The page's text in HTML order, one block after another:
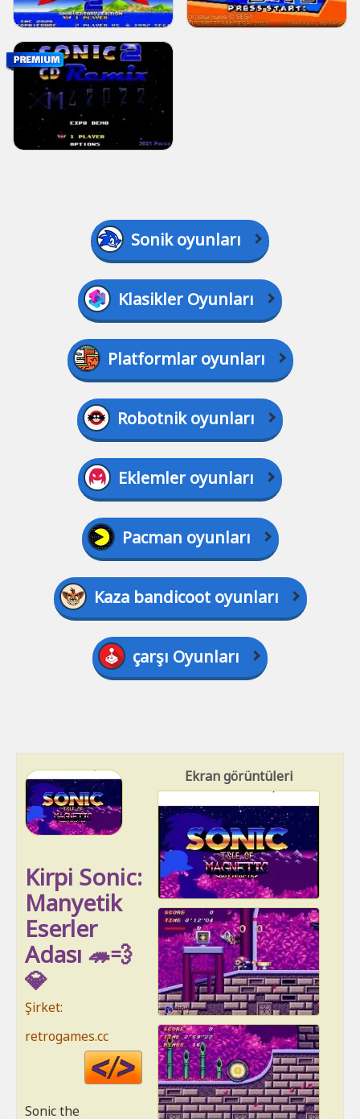
Sonik oyunları
Klasikler Oyunları
Platformlar oyunları
Robotnik oyunları
Eklemler oyunları
Pacman oyunları
Kaza bandicoot oyunları
çarşı Oyunları
Ekran görüntüleri
Kirpi Sonic:
Manyetik
Eserler
Adası 🦔💨
💎
Şirket:
retrogames.cc
Code
HTML
Sonic the